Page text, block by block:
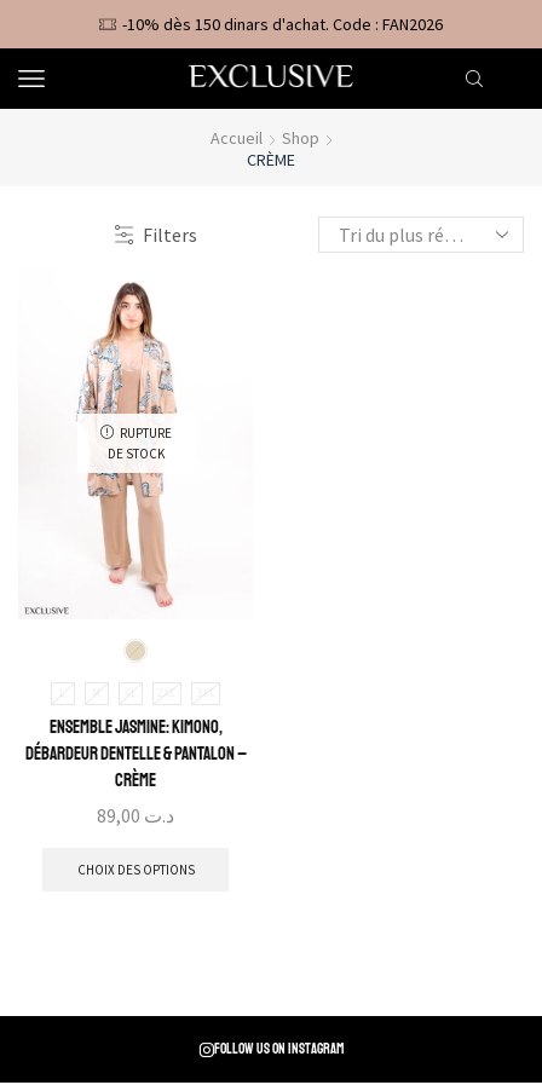
-10% dès 150 dinars d'achat. Code : FAN2026
Accueil
Shop
CRÈME
Filters
RUPTURE
DE STOCK
L M XL 2XL 3XL
Ensemble Jasmine: Kimono,
Débardeur Dentelle & Pantalon –
Crème
د.ت
CHOIX DES OPTIONS
Follow us on instagram